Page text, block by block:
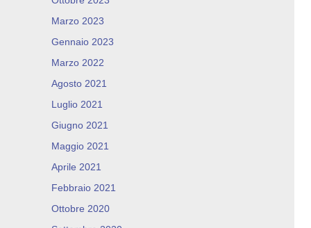
Marzo 2023
Gennaio 2023
Marzo 2022
Agosto 2021
Luglio 2021
Giugno 2021
Maggio 2021
Aprile 2021
Febbraio 2021
Ottobre 2020